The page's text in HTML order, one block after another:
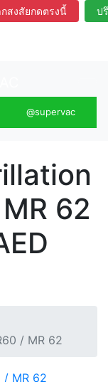
กสงสัยกดตรงนี้ ป
@supervac
62
/ MR 62